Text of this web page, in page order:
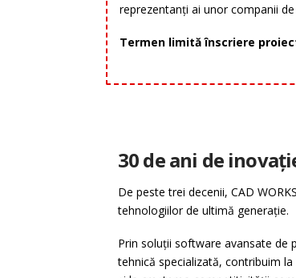
reprezentanți ai unor companii
Termen limită înscriere
30 de ani de
De peste trei decenii, CAD
tehnologiilor de ultimă generație.
Prin soluții software avansate de
tehnică specializată, contribuim